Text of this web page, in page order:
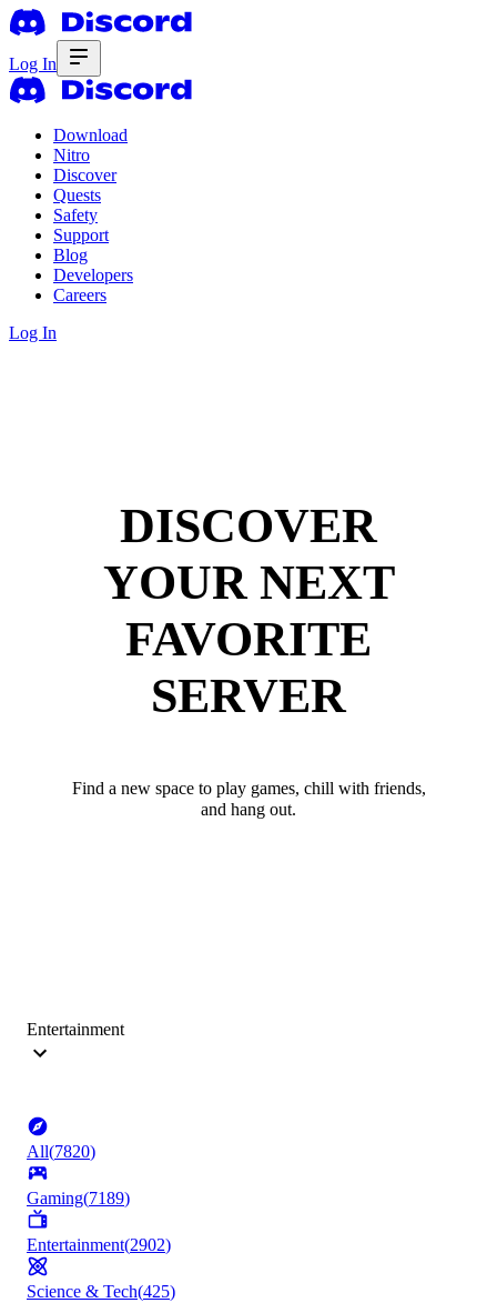
Log In
Download
Nitro
Discover
Quests
Safety
Support
Blog
Developers
Careers
Log In
DISCOVER
YOUR NEXT
FAVORITE
SERVER
Find a new space to play games, chill with friends,
and hang out.
Entertainment
All(7820)
Gaming(7189)
Entertainment(2902)
Science & Tech(425)